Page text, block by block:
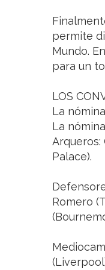
permite
Mundo.
para un
LOS
La
La
Arqueros:
Palace).
Romero